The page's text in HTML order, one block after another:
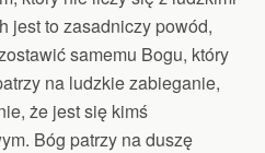
jest to zasadniczy powód,
samemu Bogu, który
na ludzkie zabieganie,
że jest się kimś
Bóg patrzy na duszę